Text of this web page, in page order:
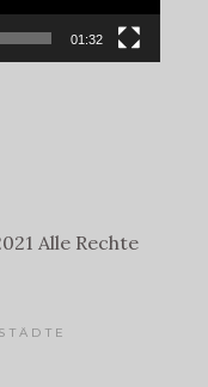
01:32
Alle Rechte